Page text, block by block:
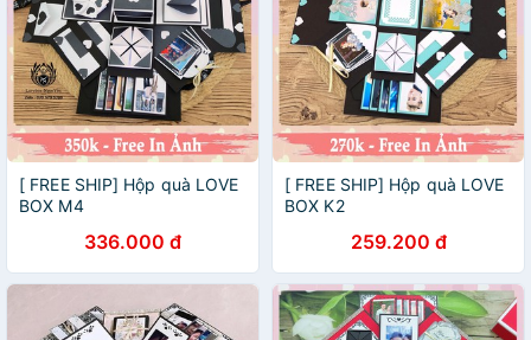
[ FREE SHIP] Hộp quà LOVE
BOX M4
336.000 đ
[ FREE SHIP] Hộp quà LOVE
BOX K2
259.200 đ